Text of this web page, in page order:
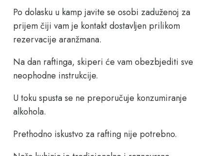
Po dolasku u kamp javite se osobi zaduženoj za
prijem čiji vam je kontakt dostavljen prilikom
rezervacije aranžmana.
Na dan raftinga, skiperi će vam obezbjediti sve
neophodne instrukcije.
U toku spusta se ne preporučuje konzumiranje
alkohola.
Prethodno iskustvo za rafting nije potrebno.